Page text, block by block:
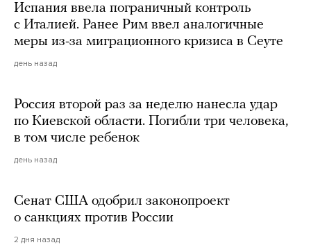
Испания ввела пограничный контроль
с Италией. Ранее Рим ввел аналогичные
меры из-за миграционного кризиса в Сеуте
день назад
Россия второй раз за неделю нанесла удар
по Киевской области. Погибли три человека,
в том числе ребенок
день назад
Сенат США одобрил законопроект
о санкциях против России
2 дня назад